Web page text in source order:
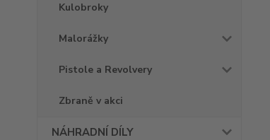
Kulobroky
Malorážky
Pistole a Revolvery
Zbraně v akci
NÁHRADNÍ DÍLY